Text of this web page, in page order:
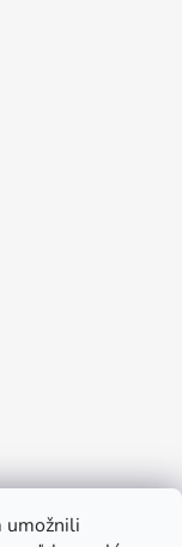
umožnili